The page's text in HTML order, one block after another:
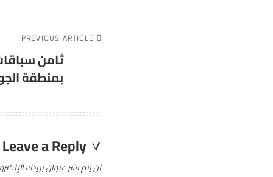
PREVIOUS ARTICLE
ثامن
بمنطقة
Leave a Reply
لن يتم نشر عنوان بريدك